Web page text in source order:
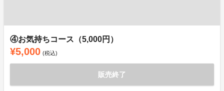
④お気持ちコース（5,000円）
¥5,000 (税込)
販売終了